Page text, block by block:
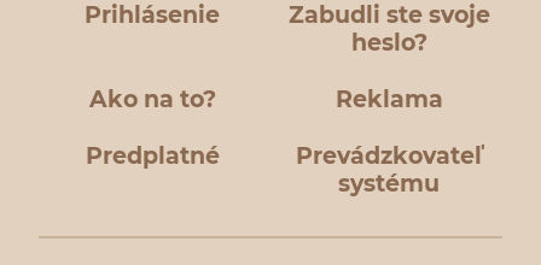
Prihlásenie
Zabudli ste svoje
heslo?
Ako na to? Reklama
Predplatné
Prevádzkovateľ
systému